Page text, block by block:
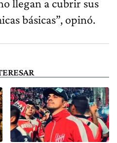
llegan a cubrir sus
básicas”, opinó.